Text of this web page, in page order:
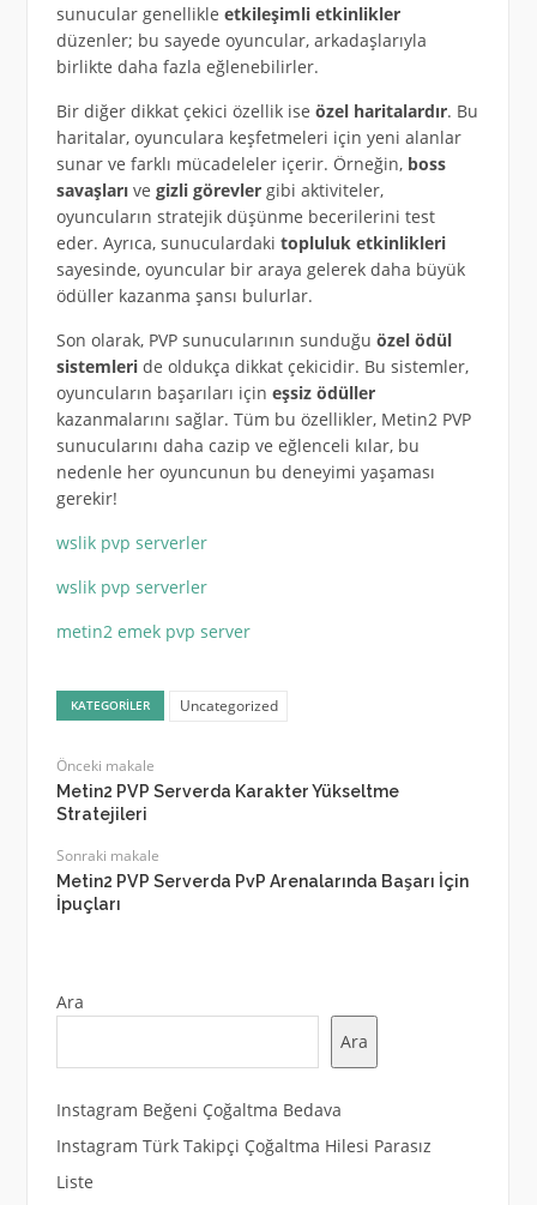
sunucular genellikle etkileşimli etkinlikler
düzenler; bu sayede oyuncular, arkadaşlarıyla
birlikte daha fazla eğlenebilirler.
Bir diğer dikkat çekici özellik ise özel haritalardır. Bu
haritalar, oyunculara keşfetmeleri için yeni alanlar
sunar ve farklı mücadeleler içerir. Örneğin, boss
savaşlarıve gizli görevlergibi aktiviteler,
oyuncuların stratejik düşünme becerilerini test
eder. Ayrıca, sunuculardaki topluluk etkinlikleri
sayesinde, oyuncular bir araya gelerek daha büyük
ödüller kazanma şansı bulurlar.
Son olarak, PVP sunucularının sunduğu özel ödül
sistemleride oldukça dikkat çekicidir. Bu sistemler,
oyuncuların başarıları için eşsiz ödüller
kazanmalarını sağlar. Tüm bu özellikler, Metin2 PVP
sunucularını daha cazip ve eğlenceli kılar, bu
nedenle her oyuncunun bu deneyimi yaşaması
gerekir!
wslik pvp serverler
wslik pvp serverler
metin2 emek pvp server
KATEGORILER Uncategorized
Önceki makale
Metin2 PVP Serverda Karakter Yükseltme
Stratejileri
Sonraki makale
Metin2 PVP Serverda PvP Arenalarında Başarı İçin
İpuçları
Ara
Ara
Instagram Beğeni Çoğaltma Bedava
Instagram Türk Takipçi Çoğaltma Hilesi Parasız
Liste